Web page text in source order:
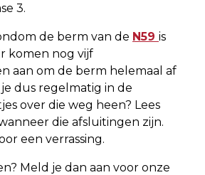
3.
de berm van de N59 is
komen nog vijf
aan om de berm helemaal af
dus regelmatig in de
over die weg heen? Lees
die afsluitingen zijn.
een verrassing.
Meld je dan aan voor onze